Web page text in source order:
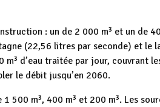
: un de 2 000 m³ et un de
(22,56 litres par seconde) et le
d’eau traitée par jour, couvrant
le débit jusqu’en 2060.
500 m³, 400 m³ et 200 m³. Les